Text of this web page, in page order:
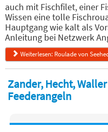
auch mit Fischfilet, einer
Wissen eine tolle
Hauptgang wie kalt als
Anleitung bei Netzwerk
Weiterlesen: Roulade von
Zander, Hecht,
Feederangeln